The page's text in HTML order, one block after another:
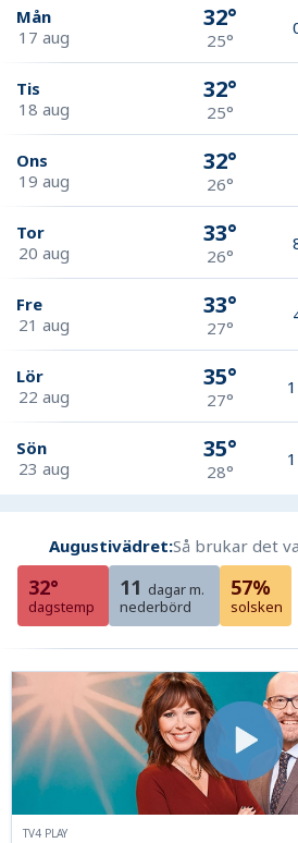
Mån
17 aug
32°
25°
Tis
18 aug
32°
25°
Ons
19 aug
32°
26°
Tor
20 aug
33°
26°
Fre
21 aug
33°
27°
Lör
22 aug
35°
27°
Sön
23 aug
35°
28°
Augustivädret:Så brukar det
32°
dagstemp
11 dagar m.
nederbörd
57%
solsken
TV4 PLAY